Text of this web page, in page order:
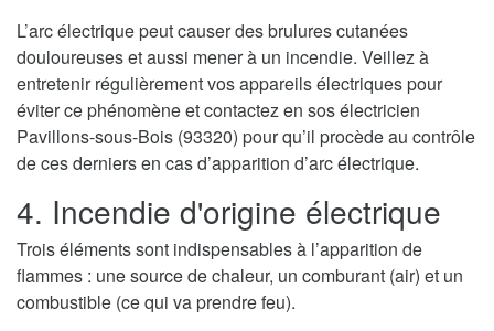
L’arc électrique peut causer des brulures cutanées
douloureuses et aussi mener à un incendie. Veillez à
entretenir régulièrement vos appareils électriques pour
éviter ce phénomène et contactez en sos électricien
Pavillons-sous-Bois (93320) pour qu’il procède au contrôle
de ces derniers en cas d’apparition d’arc électrique.
4. Incendie d'origine électrique
Trois éléments sont indispensables à l’apparition de
flammes : une source de chaleur, un comburant (air) et un
combustible (ce qui va prendre feu).